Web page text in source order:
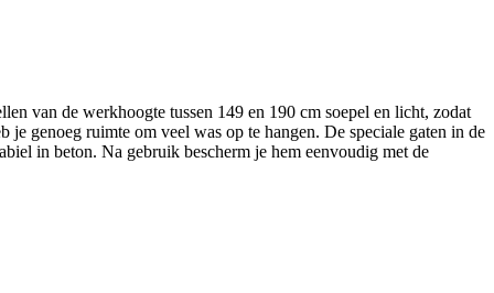
van de werkhoogte tussen 149 en 190 cm soepel en licht, zodat
genoeg ruimte om veel was op te hangen. De speciale gaten in de
in beton. Na gebruik bescherm je hem eenvoudig met de